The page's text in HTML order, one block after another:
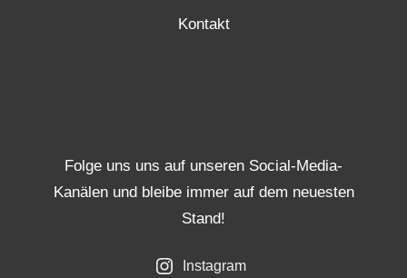
Kontakt
Folge uns uns auf unseren Social-Media-
Kanälen und bleibe immer auf dem neuesten
Stand!
Instagram